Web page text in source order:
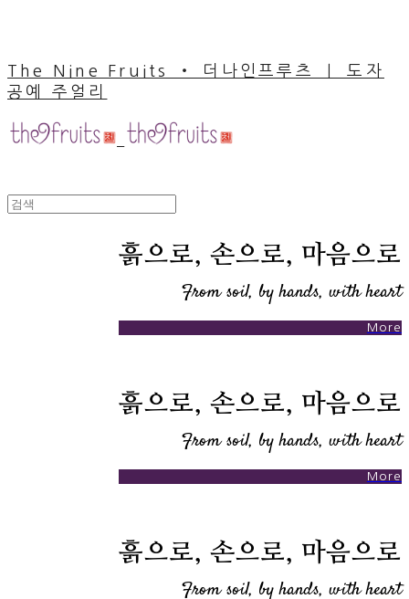
The Nine Fruits ‧ 더나인프루츠 ｜ 도자
공예 주얼리
흙으로, 손으로, 마음으로
From soil, by hands, with heart
More
흙으로, 손으로, 마음으로
From soil, by hands, with heart
More
흙으로, 손으로, 마음으로
From soil, by hands, with heart